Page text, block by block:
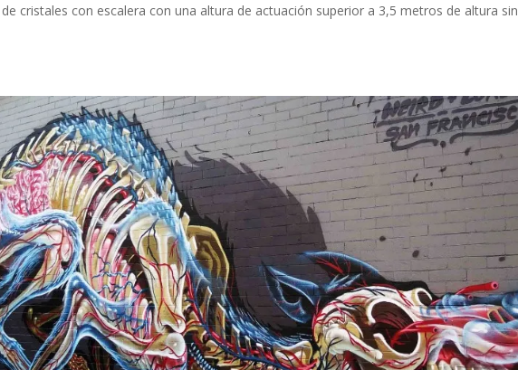
cristales con escalera con una altura de actuación superior a 3,5 metros de altura sin